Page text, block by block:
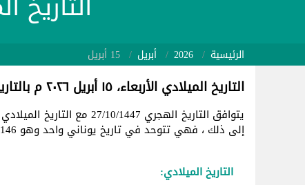
الرئيسية 2026 أبريل 15 أبريل
التاريخ الميلادي الأربعاء، ١٥ أبريل ٢٠٢٦ م بالتاريخ الهجري
يتوافق التاريخ الهجري 27/10/1447 مع التاريخ الميلادي في
إلى ذلك ، فهي تتوحد في تاريخ يوناني واحد وهو 2461146.
التاريخ الميلادي: